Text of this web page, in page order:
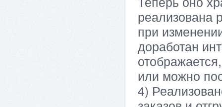
реализована
при
доработан
или можно
4)